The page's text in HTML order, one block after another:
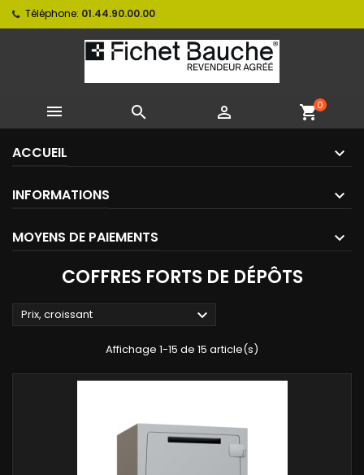
Téléphone: 01.44.90.00.00
   shopping_cart0
ACCUEIL
INFORMATIONS
MOYENS DE PAIEMENTS
COFFRES FORTS DE DÉPÔTS
Prix, croissant 
Affichage 1-15 de 15 article(s)